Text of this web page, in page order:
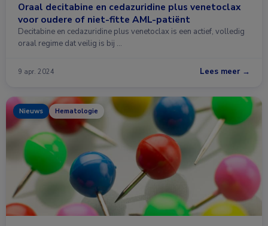
Oraal decitabine en cedazuridine plus venetoclax
voor oudere of niet-fitte AML-patiënt
Decitabine en cedazuridine plus venetoclax is een actief, volledig
oraal regime dat veilig is bij …
9 apr. 2024 Lees meer →
Nieuws Hematologie